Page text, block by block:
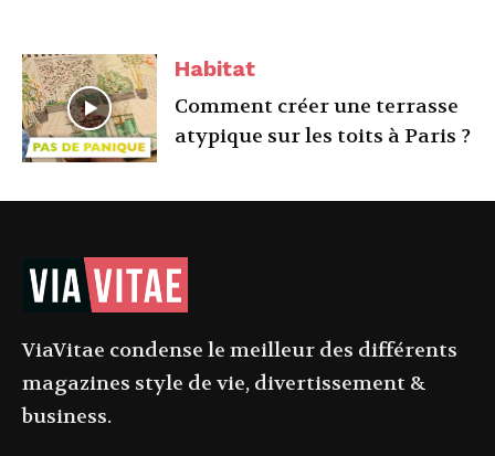
Habitat
Comment créer une terrasse
atypique sur les toits à Paris ?
ViaVitae condense le meilleur des différents
magazines style de vie, divertissement &
business.